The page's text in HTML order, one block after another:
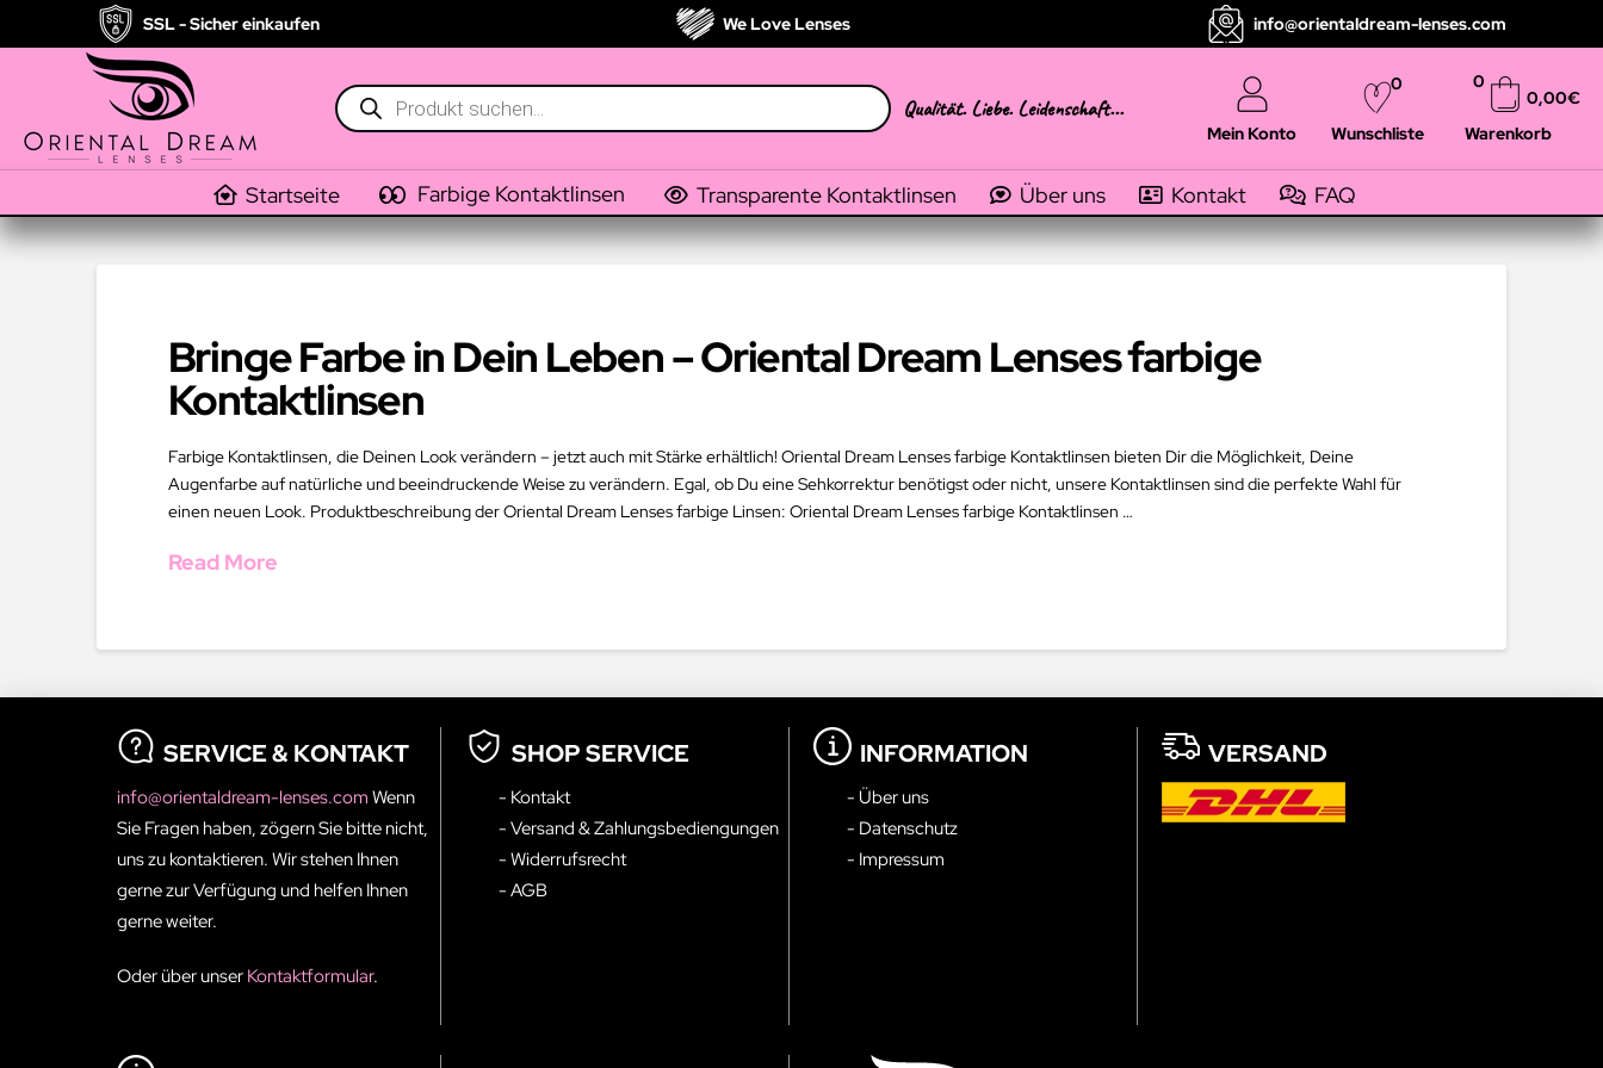
SSL - Sicher einkaufen We Love Lenses info@orientaldream-lenses.com
Products
search
Qualität. Liebe. Leidenschaft...
Mein Konto Wunschliste
0
Warenkorb
0,00€
0
Startseite Farbige Kontaktlinsen Transparente Kontaktlinsen Über uns Kontakt FAQ
Bringe Farbe in Dein Leben – Oriental Dream Lenses farbige
Kontaktlinsen
Farbige Kontaktlinsen, die Deinen Look verändern – jetzt auch mit Stärke erhältlich! Oriental Dream Lenses farbige Kontaktlinsen bieten Dir die Möglichkeit, Deine
Augenfarbe auf natürliche und beeindruckende Weise zu verändern. Egal, ob Du eine Sehkorrektur benötigst oder nicht, unsere Kontaktlinsen sind die perfekte Wahl für
einen neuen Look. Produktbeschreibung der Oriental Dream Lenses farbige Linsen: Oriental Dream Lenses farbige Kontaktlinsen …
Read More
SERVICE & KONTAKT
info@orientaldream-lenses.comWenn
Sie Fragen haben, zögern Sie bitte nicht,
uns zu kontaktieren. Wir stehen Ihnen
gerne zur Verfügung und helfen Ihnen
gerne weiter.
Oder über unserKontaktformular.
SHOP SERVICE
- Kontakt
- Versand & Zahlungsbediengungen
- Widerrufsrecht
- AGB
INFORMATION
- Über uns
- Datenschutz
- Impressum
VERSAND